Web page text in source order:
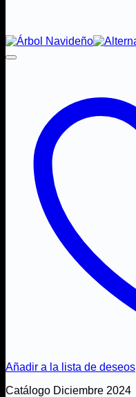
Añadir a la lista de deseos
Catálogo Diciembre 2024